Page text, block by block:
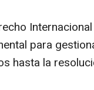
Internacional
para
hasta la